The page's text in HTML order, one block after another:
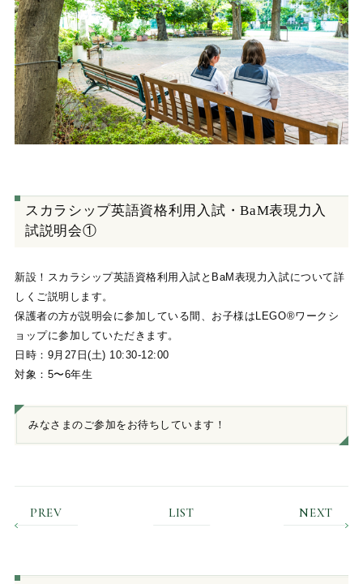
スカラシップ英語資格利用入試・BaM表現力入
試説明会①
新設！スカラシップ英語資格利用入試とBaM表現力入試について詳
しくご説明します。
保護者の方が説明会に参加している間、お子様はLEGO®ワークシ
ョップに参加していただきます。
日時：9月27日(土) 10:30-12:00
対象：5〜6年生
みなさまのご参加をお待ちしています！
PREV LIST NEXT